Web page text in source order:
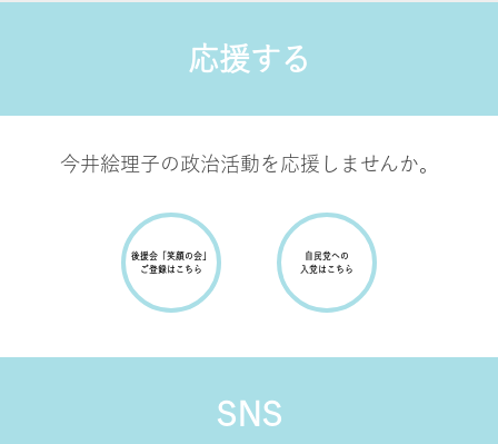
応援する
今井絵理子の政治活動を応援しませんか。
後援会 「笑顔の会」
ご登録はこちら
自民党への
入党はこちら
SNS